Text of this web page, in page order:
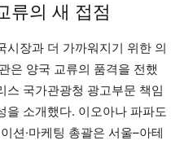
류의 새 접점
시장과 더 가까워지기 위한 의
은 양국 교류의 품격을 전했
스 국가관광청 광고부문 책임
을 소개했다. 이오아나 파파도
션·마케팅 총괄은 서울–아테